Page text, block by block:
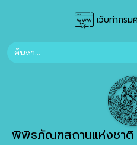
เว็บท่ากรม
พิพิธภัณฑสถานแห่งชาติ